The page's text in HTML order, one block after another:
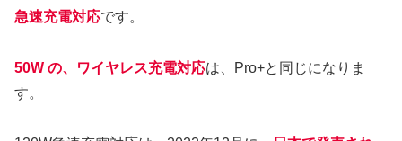
急速充電対応です。
50W の、ワイヤレス充電対応は、Pro+と同じになりま
す。